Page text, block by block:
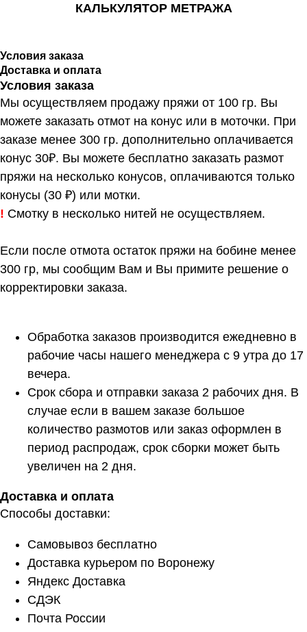
КАЛЬКУЛЯТОР МЕТРАЖА
Условия заказа
Доставка и оплата
Условия заказа
Мы осуществляем продажу пряжи от 100 гр. Вы
можете заказать отмот на конус или в моточки. При
заказе менее 300 гр. дополнительно оплачивается
конус 30₽. Вы можете бесплатно заказать размот
пряжи на несколько конусов, оплачиваются только
конусы (30 ₽) или мотки.
! Смотку в несколько нитей не осуществляем.
Если после отмота остаток пряжи на бобине менее
300 гр, мы сообщим Вам и Вы примите решение о
корректировки заказа.
Обработка заказов производится ежедневно в
рабочие часы нашего менеджера с 9 утра до 17
вечера.
Срок сбора и отправки заказа 2 рабочих дня. В
случае если в вашем заказе большое
количество размотов или заказ оформлен в
период распродаж, срок сборки может быть
увеличен на 2 дня.
Доставка и оплата
Способы доставки:
Самовывоз бесплатно
Доставка курьером по Воронежу
Яндекс Доставка
СДЭК
Почта России
Расчет метража 2 артикула